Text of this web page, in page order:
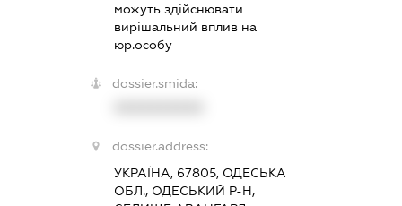
можуть здійснювати
вирішальний вплив на
юр.особу
dossier.smida:
dossier.address:
УКРАЇНА, 67805, ОДЕСЬКА
ОБЛ., ОДЕСЬКИЙ Р-Н,